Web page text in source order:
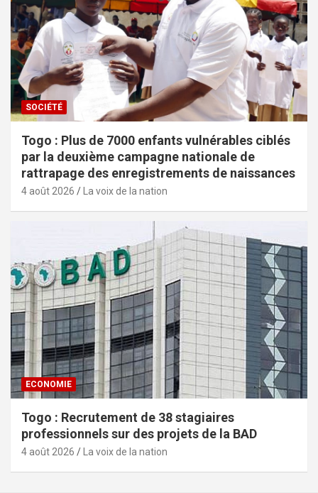
SOCIÉTÉ
Togo : Plus de 7000 enfants vulnérables ciblés
par la deuxième campagne nationale de
rattrapage des enregistrements de naissances
4 août 2026 La voix de la nation
ECONOMIE
Togo : Recrutement de 38 stagiaires
professionnels sur des projets de la BAD
4 août 2026 La voix de la nation